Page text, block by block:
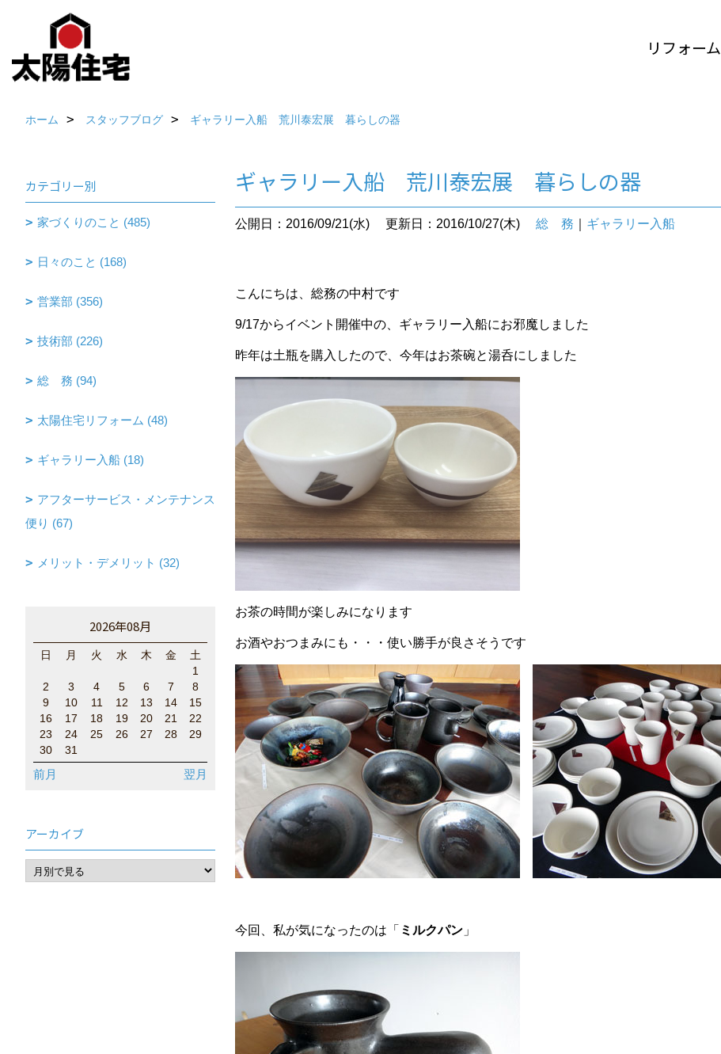
リフォーム
ホーム スタッフブログ ギャラリー入船 荒川泰宏展 暮らしの器
ギャラリー入船 荒川泰宏展 暮らしの器
公開日：2016/09/21(水) 更新日：2016/10/27(木) 総 務 ギャラリー入船
こんにちは、総務の中村です
9/17からイベント開催中の、ギャラリー入船にお邪魔しました
昨年は土瓶を購入したので、今年はお茶碗と湯呑にしました
お茶の時間が楽しみになります
お酒やおつまみにも・・・使い勝手が良さそうです
今回、私が気になったのは「 ミルクパン 」
カテゴリー別
家づくりのこと (485)
日々のこと (168)
営業部 (356)
技術部 (226)
総 務 (94)
太陽住宅リフォーム (48)
ギャラリー入船 (18)
アフターサービス・メンテナンス
便り (67)
メリット・デメリット (32)
2026年08月
日 月 火 水 木 金
土
1
2
3 4 5 6 7
8
9
10 11 12 13 14
15
16
17 18 19 20 21
22
23
24 25 26 27 28
29
30
31
前月 翌月
アーカイブ